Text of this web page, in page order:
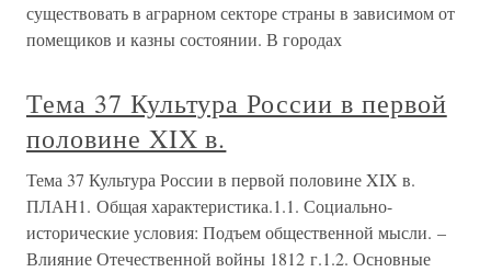
существовать в аграрном секторе страны в зависимом от
помещиков и казны состоянии. В городах
Тема 37 Культура России в первой
половине XIX в.
Тема 37 Культура России в первой половине XIX в.
ПЛАН1. Общая характеристика.1.1. Социально-
исторические условия: Подъем общественной мысли. –
Влияние Отечественной войны 1812 г.1.2. Основные